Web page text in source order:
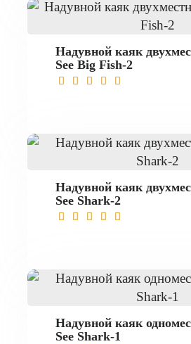
Надувной каяк
See Big Fish-2
Надувной каяк
See Shark-2
Надувной каяк
See Shark-1